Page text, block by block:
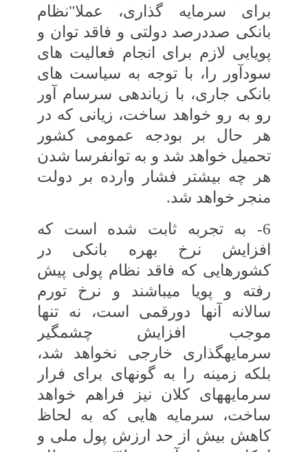
برای‏ سرمایه گذاری، عملا"نظام
بانکی صددرصد دولتی و فاقد توان و
پویایی لازم برای انجام‏ فعالیت‏ های
سودآور را، با توجه به سیاست های‏
بانکی جاری، با زیان‏دهی سرسام‏ آور
رو به رو خواهد ساخت، زیانی که در
هر حال بر بودجه عمومی کشور
تحمیل خواهد شد و به توانفرسا شدن
هر چه بیشتر فشار وارده بر دولت
منجر خواهد شد.
6- به تجربه ثابت شده است که
افزایش نرخ‏ بهره بانکی در
کشورهایی که فاقد نظام پولی‏ پیش
رفته و پویا می‏باشند و نرخ تورم
سالانه آنها دورقمی است، نه ‏تنها
موجب افزایش چشمگیر
سرمایه‏گذاری خارجی نخواهد شد،
بلکه زمینه را به گونه‏ای برای فرار
سرمایه‏های کلان نیز فراهم‏ خواهد
ساخت، سرمایه ‏هایی که به لحاظ
کاهش‏ بیش از حد ارزش پول ملی و